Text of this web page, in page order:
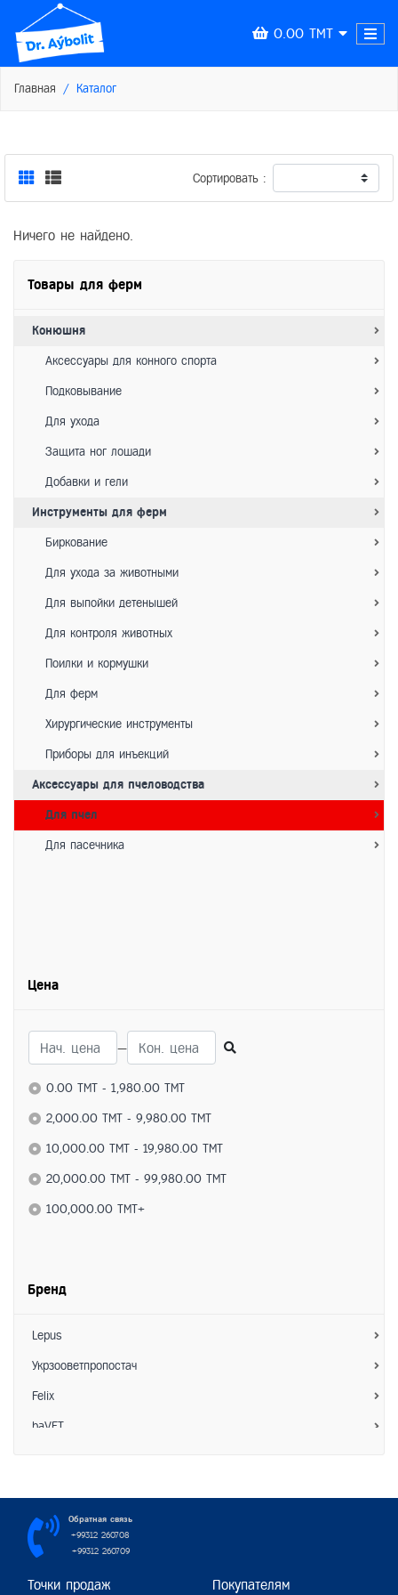
0.00 TMT
Главная Каталог
Товары для ферм
Конюшня
Аксессуары для конного спорта
Подковывание
Для ухода
Защита ног лошади
Добавки и гели
Инструменты для ферм
Биркование
Для ухода за животными
Для выпойки детенышей
Для контроля животных
Поилки и кормушки
Для ферм
Хирургические инструменты
Приборы для инъекций
Аксессуары для пчеловодства
Для пчел
Для пасечника
Цена
—
0.00 TMT - 1,980.00 TMT
2,000.00 TMT - 9,980.00 TMT
10,000.00 TMT - 19,980.00 TMT
20,000.00 TMT - 99,980.00 TMT
100,000.00 TMT+
Бренд
Lepus
Укрзооветпропостач
Felix
baVET
Hoosing
Interchemie
Пижон
Сортировать :
Ничего не найдено.
Обратная связь
+99312 260708
+99312 260709
Точки продаж Покупателям